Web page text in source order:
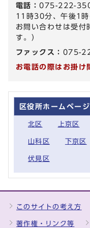
電話：075-222-
11時30分、午後1
お問い合わせは受付
す。）
ファックス： 075-
お電話の際はお掛け
区役所ホームページ
北区 上京区
山科区 下京区
伏見区
このサイトの考え方
著作権・リンク等